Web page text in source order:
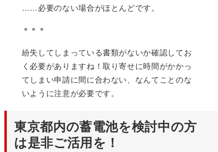
……必要のない場合がほとんどです。
＊＊＊
紛失してしまっている書類がないか確認してお
く必要がありますね！取り寄せに時間がかかっ
てしまい申請に間に合わない、なんてことのな
いように注意が必要です。
東京都内の蓄電池を検討中の方
は是非ご活用を！